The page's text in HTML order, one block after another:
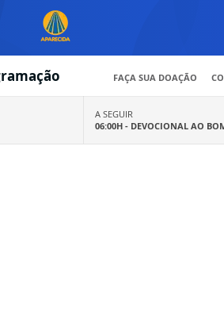
FAÇA SUA DOAÇÃO
A SEGUIR
06:00H - DEVOCIONAL AO